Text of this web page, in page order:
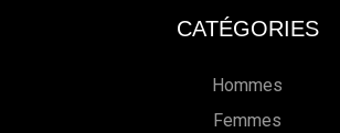
CATÉGORIES
Hommes
Femmes